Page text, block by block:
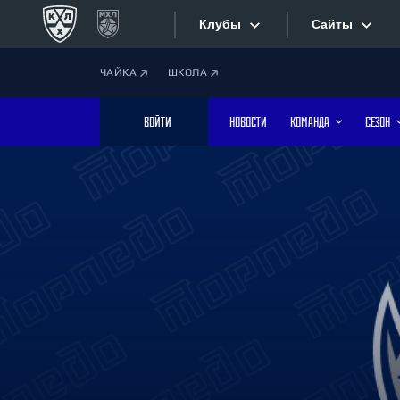
Клубы
Дивизион Боброва
Лада
Сайты
Текстовые
Фотобанк
ЧАЙКА ШКОЛА
ВОЙТИ НОВОСТИ КОМАНДА СЕЗОН